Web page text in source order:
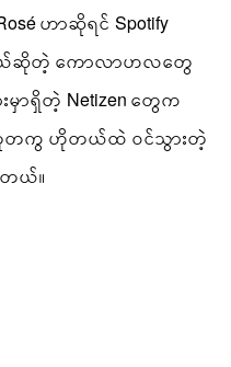
ဟာဆိုရင် Spotify
ယ်ဆိုတဲ့ ကောလာဟလတွေ
ာရှိတဲ့ Netizen တွေက
တူတကွ ဟိုတယ်ထဲ ဝင်သွားတဲ့
တယ်။